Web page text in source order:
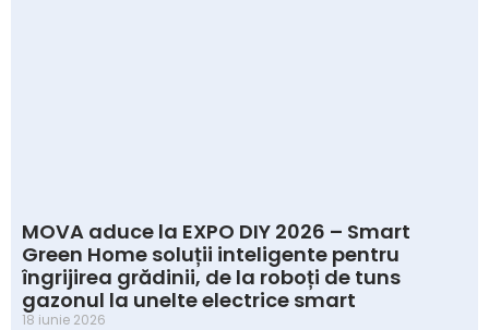
MOVA aduce la EXPO DIY 2026 – Smart
Green Home soluții inteligente pentru
îngrijirea grădinii, de la roboți de tuns
gazonul la unelte electrice smart
18 iunie 2026